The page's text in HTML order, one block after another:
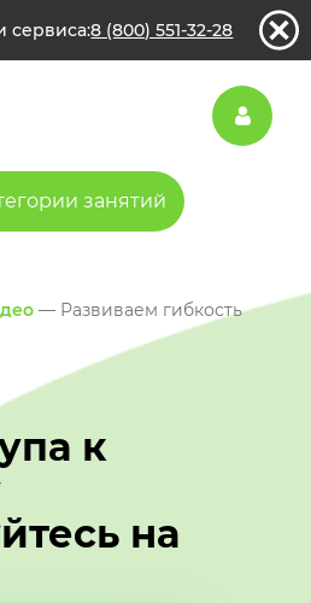
сервиса:8 (800) 551-32-28
занятий
— Развиваем гибкость
к
на